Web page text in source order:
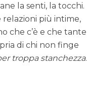
la senti, la tocchi.
più intime,
che c’è e che tante
di chi non finge
troppa stanchezza.